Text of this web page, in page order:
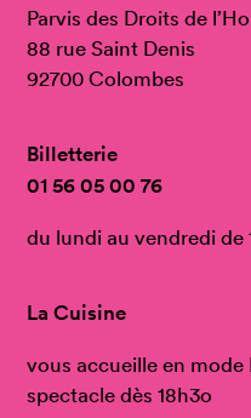
Parvis des Droits de
88 rue Saint Denis
92700 Colombes
Billetterie
01 56 05 00 76
du lundi au vendredi de
La Cuisine
vous accueille en mode
spectacle dès 18h3o